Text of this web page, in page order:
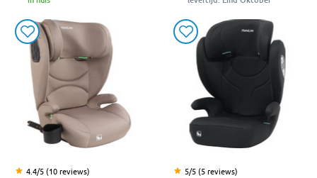
4.4/5 (10 reviews) 5/5 (5 reviews)